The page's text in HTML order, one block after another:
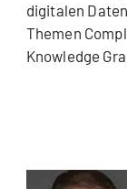
digitalen
Themen
Knowledge